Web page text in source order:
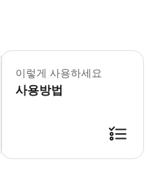
- 호텔 픽업 정보 * 조인 투어 예약 고
이렇게 사용하세요
사용방법